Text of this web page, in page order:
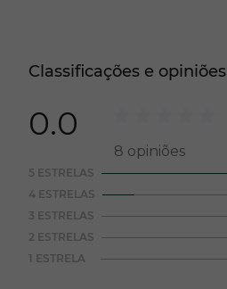
Classificações e opiniões
0.0
8 opiniões
5 ESTRELAS
4 ESTRELAS
3 ESTRELAS
2 ESTRELAS
1 ESTRELA